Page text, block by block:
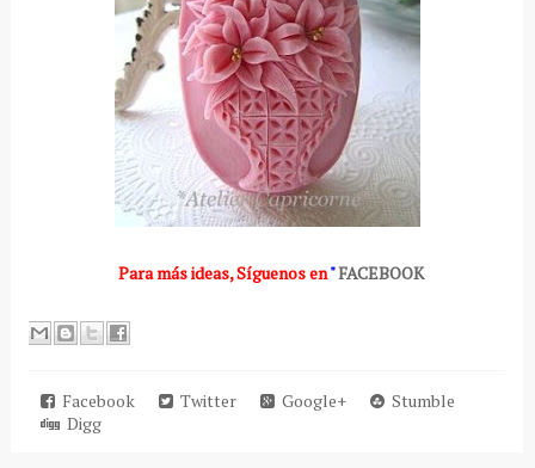
Para más ideas,Síguenos en"FACEBOOK
Facebook Twitter Google+
Stumble
Digg